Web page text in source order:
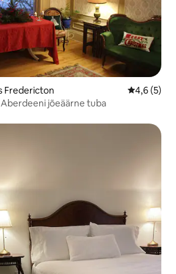
Fredericton Keskmine
4,6 (5)
Aberdeeni jõeäärne tuba